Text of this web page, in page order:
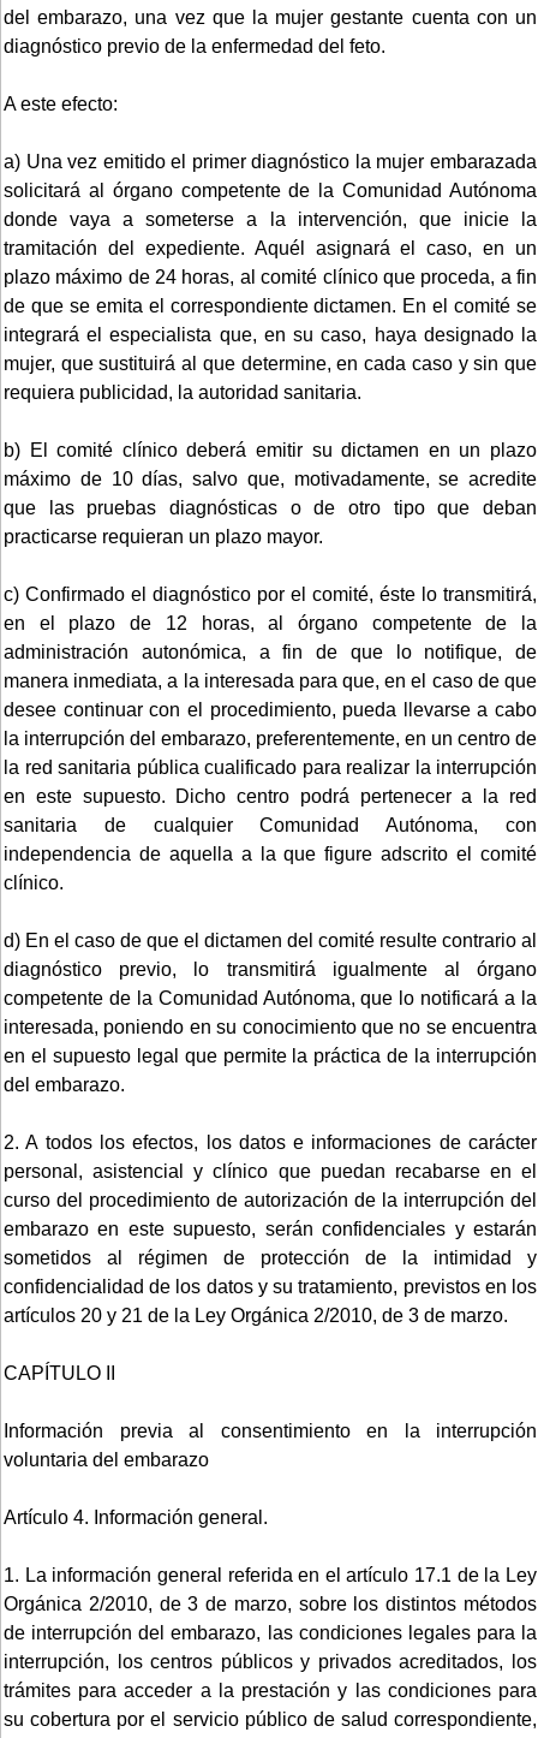
del embarazo, una vez que la mujer gestante cuenta con un
diagnóstico previo de la enfermedad del feto.
A este efecto:
a) Una vez emitido el primer diagnóstico la mujer embarazada
solicitará al órgano competente de la Comunidad Autónoma
donde vaya a someterse a la intervención, que inicie la
tramitación del expediente. Aquél asignará el caso, en un
plazo máximo de 24 horas, al comité clínico que proceda, a fin
de que se emita el correspondiente dictamen. En el comité se
integrará el especialista que, en su caso, haya designado la
mujer, que sustituirá al que determine, en cada caso y sin que
requiera publicidad, la autoridad sanitaria.
b) El comité clínico deberá emitir su dictamen en un plazo
máximo de 10 días, salvo que, motivadamente, se acredite
que las pruebas diagnósticas o de otro tipo que deban
practicarse requieran un plazo mayor.
c) Confirmado el diagnóstico por el comité, éste lo transmitirá,
en el plazo de 12 horas, al órgano competente de la
administración autonómica, a fin de que lo notifique, de
manera inmediata, a la interesada para que, en el caso de que
desee continuar con el procedimiento, pueda llevarse a cabo
la interrupción del embarazo, preferentemente, en un centro de
la red sanitaria pública cualificado para realizar la interrupción
en este supuesto. Dicho centro podrá pertenecer a la red
sanitaria de cualquier Comunidad Autónoma, con
independencia de aquella a la que figure adscrito el comité
clínico.
d) En el caso de que el dictamen del comité resulte contrario al
diagnóstico previo, lo transmitirá igualmente al órgano
competente de la Comunidad Autónoma, que lo notificará a la
interesada, poniendo en su conocimiento que no se encuentra
en el supuesto legal que permite la práctica de la interrupción
del embarazo.
2. A todos los efectos, los datos e informaciones de carácter
personal, asistencial y clínico que puedan recabarse en el
curso del procedimiento de autorización de la interrupción del
embarazo en este supuesto, serán confidenciales y estarán
sometidos al régimen de protección de la intimidad y
confidencialidad de los datos y su tratamiento, previstos en los
artículos 20 y 21 de la Ley Orgánica 2/2010, de 3 de marzo.
CAPÍTULO II
Información previa al consentimiento en la interrupción
voluntaria del embarazo
Artículo 4. Información general.
1. La información general referida en el artículo 17.1 de la Ley
Orgánica 2/2010, de 3 de marzo, sobre los distintos métodos
de interrupción del embarazo, las condiciones legales para la
interrupción, los centros públicos y privados acreditados, los
trámites para acceder a la prestación y las condiciones para
su cobertura por el servicio público de salud correspondiente,